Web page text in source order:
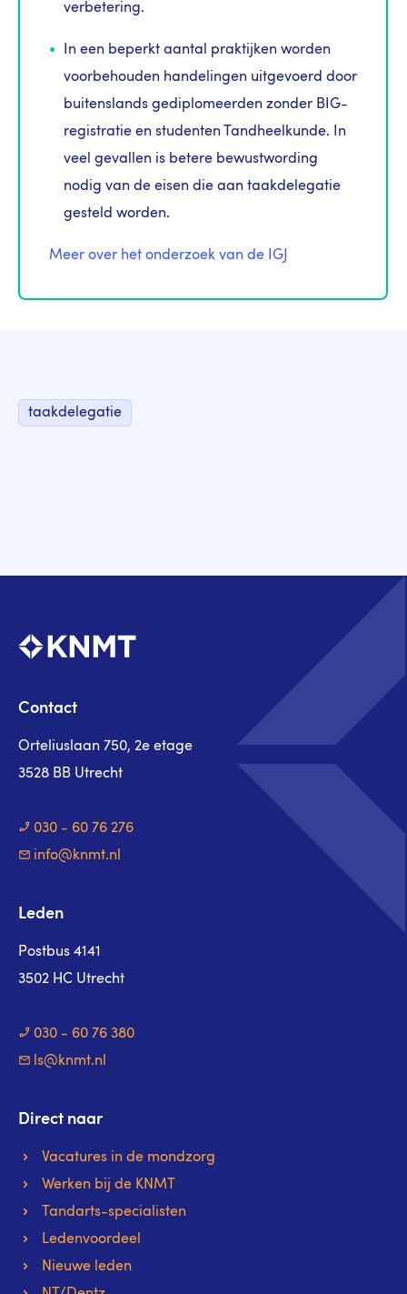
verbetering.
In een beperkt aantal praktijken worden
voorbehouden handelingen uitgevoerd door
buitenslands gediplomeerden zonder BIG-
registratie en studenten Tandheelkunde. In
veel gevallen is betere bewustwording
nodig van de eisen die aan taakdelegatie
gesteld worden.
Meer over het onderzoek van de IGJ
taakdelegatie
Contact
Orteliuslaan 750, 2e etage
3528 BB Utrecht
030 - 60 76 276
info@knmt.nl
Leden
Postbus 4141
3502 HC Utrecht
030 - 60 76 380
ls@knmt.nl
Direct naar
Vacatures in de mondzorg
Werken bij de KNMT
Tandarts-specialisten
Ledenvoordeel
Nieuwe leden